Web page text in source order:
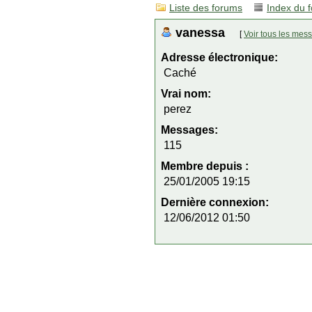
Liste des forums Index du
vanessa [Voir tous les
Adresse électronique:
Caché
Vrai nom:
perez
Messages:
115
Membre depuis :
25/01/2005 19:15
Dernière connexion:
12/06/2012 01:50